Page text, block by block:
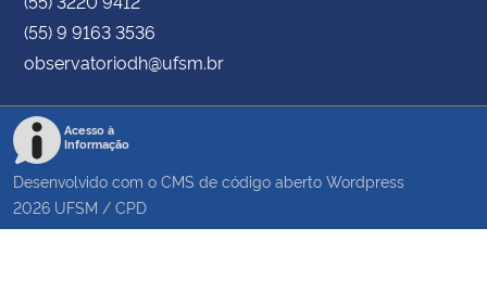
(55) 9 9163 3536
observatoriodh@ufsm.br
Acesso à
Informação
Desenvolvido com o CMS de código aberto Wordpress
2026 UFSM / CPD